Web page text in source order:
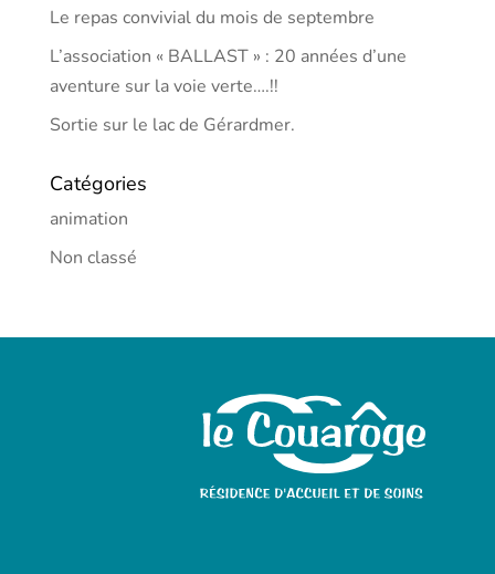
Le repas convivial du mois de septembre
L’association « BALLAST » : 20 années d’une
aventure sur la voie verte….!!
Sortie sur le lac de Gérardmer.
Catégories
animation
Non classé